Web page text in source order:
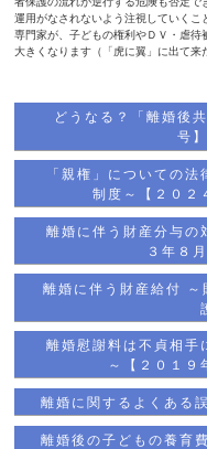
運用がなされないよう注視していく
専門家が、子どもの権利やＤＶ・虐待
大きくなります（「虎に翼」に出て来
どうなる？「離婚後
号
「親権」についての
制度～【２０２
離婚に伴う財産分与の
３年８
離婚に伴う財産給付
離婚慰謝料は不貞相手
～【２０１９
離婚に関するよくある
離婚後の子どもの養育